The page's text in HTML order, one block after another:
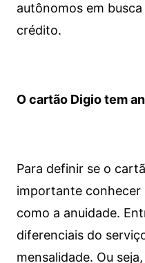
autônomos em
crédito.
O cartão Digio tem
Para definir se o
importante conhecer
como a anuidade.
diferenciais do
mensalidade. Ou